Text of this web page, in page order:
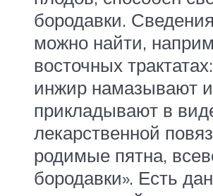
бородавки.
можно найти,
восточных
инжир намазывают и
прикладывают в
лекарственной
родимые пятна,
бородавки». Есть